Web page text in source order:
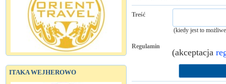
ITAKA WEJHEROWO
Treść
(kiedy jest to
Regulamin
(akceptacja